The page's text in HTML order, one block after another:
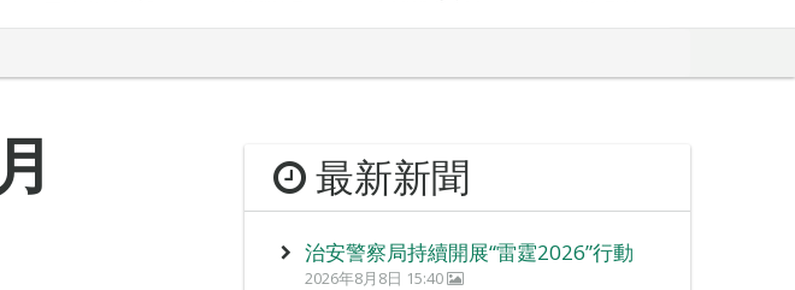
最新新聞
治安警察局持續開展“雷霆2026”行動
2026年8月8日 15:40